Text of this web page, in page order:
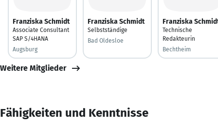
Franziska Schmidt
Associate Consultant
SAP S/4HANA
Augsburg
Franziska Schmidt
Selbstständige
Bad Oldesloe
Franziska
Technische
Redakteurin
Bechtheim
Weitere Mitglieder
Fähigkeiten und Kenntnisse